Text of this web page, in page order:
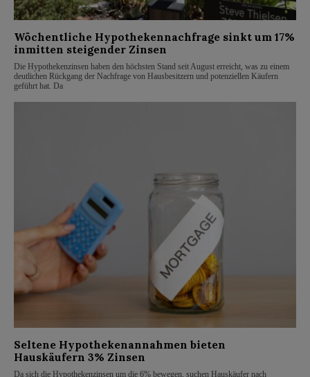
Wöchentliche Hypothekennachfrage sinkt um 17%
inmitten steigender Zinsen
Die Hypothekenzinsen haben den höchsten Stand seit August erreicht, was zu einem
deutlichen Rückgang der Nachfrage von Hausbesitzern und potenziellen Käufern
geführt hat. Da
Seltene Hypothekenannahmen bieten
Hauskäufern 3% Zinsen
Da sich die Hypothekenzinsen um die 6% bewegen, suchen Hauskäufer nach